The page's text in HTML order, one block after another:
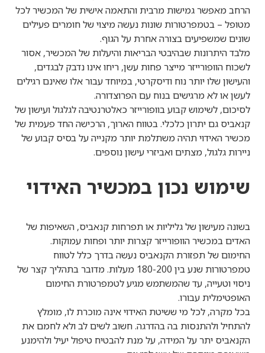
הרחב מאפשר גמישות מרבית והתאמה אישית של המכשיר לכל
מטופל – בטמפרטורות שונות נעשה מיצוי של חומרים פעילים
שונים שמשפיעים בצורה אחרת על הגוף.
מלבד היתרונות שבהיבטי הבריאות והיעלות של המכשיר, אסור
לשכוח הוופורייזר מייצר פחות עשן, ריחו אינו נדבק לבגדים,
והעישון שלו יותר נוח ודיסקרטי, במיוחד עבור אלו שאינם רגילים
לעשן או לא מרגישים בנוח עם הפרוצדורה.
לסיכום, לשימוש קבוע בוופורייזר כאלטרנטיבה לגלגול ועישון של
קנאביס גם יתרון כלכלי. בטווח הארוך, הרכישה החד פעמית של
מכשיר האידוי תהיה משתלמת יותר מקנייה על בסיס קבוע של
ניירות גלגול, מצתים ואביזרי עישון נוספים.
שימוש נכון במכשיר האידוי
בשונה מעישון של גליליות או תפרחות קנאביס, השאיפות של
האדים במכשיר הוופורייזר קצרות יותר ופחות עמוקות.
החימום של תפזורת הקנאביס נעשה בדרך כלל לטווח
טמפרטורות שנע בין 180-200 מעלות. מדובר בתהליך קצר של
ניסוי וטעייה, עד שהמשתמש מגיע לטמפרטורת החימום
האופטימלית עבורו.
בכל מקרה, לכל מי ששיטת האידוי אינה מוכרת לו, מומלץ
להתחיל ולהתנסות בה בהדרגה. חשוב לשים לב ולא לחמם את
הקנאביס יתר על המידה, על מנת להבטיח טיפול יעיל ולהימנע